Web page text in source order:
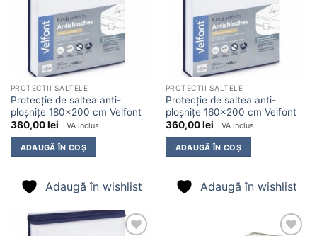
PROTECTII SALTELE
Protecție de saltea anti-
ploșnițe 180×200 cm Velfont
380,00lei TVA inclus
ADAUGĂ ÎN COȘ
Adaugă în wishlist
PROTECTII SALTELE
Protecție de saltea anti-
ploșnițe 160×200 cm Velfont
360,00lei TVA inclus
ADAUGĂ ÎN COȘ
Adaugă în wishlist